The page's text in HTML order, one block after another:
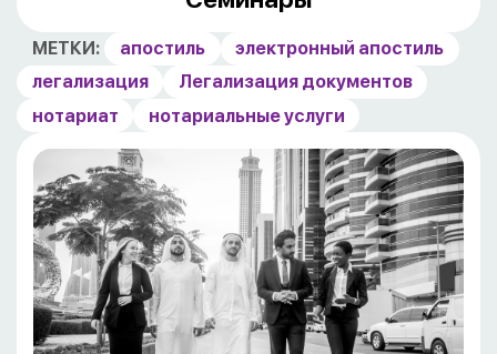
МЕТКИ: апостиль
электронный апостиль
легализация
Легализация документов
нотариат
нотариальные услуги